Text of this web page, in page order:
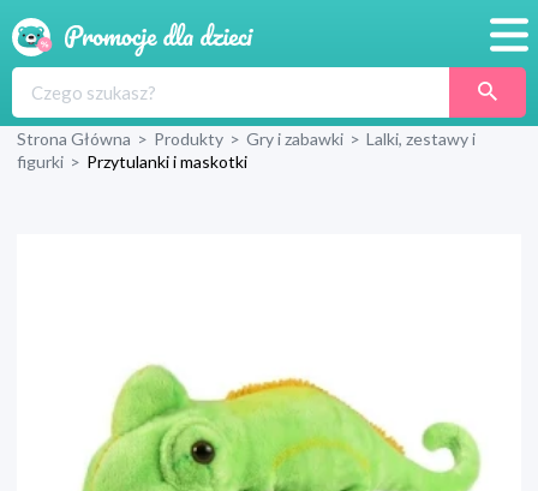
Produkty
Strona Główna > Produkty > Gry i zabawki > Lalki, zestawy i
figurki > Przytulanki i maskotki